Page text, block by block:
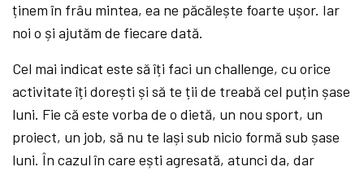
ținem în frâu mintea, ea ne păcălește foarte ușor. Iar
noi o și ajutăm de fiecare dată.
Cel mai indicat este să îți faci un challenge, cu orice
activitate îți dorești și să te ții de treabă cel puțin șase
luni. Fie că este vorba de o dietă, un nou sport, un
proiect, un job, să nu te lași sub nicio formă sub șase
luni. În cazul în care ești agresată, atunci da, dar